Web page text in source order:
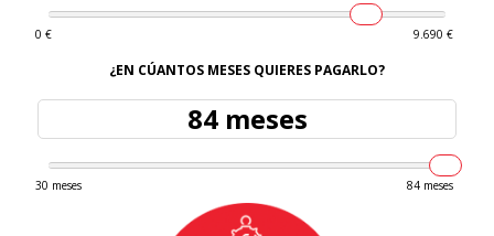
0 € 9.690 €
¿EN CÚANTOS MESES QUIERES PAGARLO?
84 meses
30 meses 84 meses